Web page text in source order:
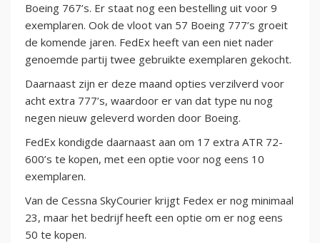
Boeing 767’s. Er staat nog een bestelling uit voor 9
exemplaren. Ook de vloot van 57 Boeing 777’s groeit
de komende jaren. FedEx heeft van een niet nader
genoemde partij twee gebruikte exemplaren gekocht.
Daarnaast zijn er deze maand opties verzilverd voor
acht extra 777’s, waardoor er van dat type nu nog
negen nieuw geleverd worden door Boeing.
FedEx kondigde daarnaast aan om 17 extra ATR 72-
600’s te kopen, met een optie voor nog eens 10
exemplaren.
Van de Cessna SkyCourier krijgt Fedex er nog minimaal
23, maar het bedrijf heeft een optie om er nog eens
50 te kopen.